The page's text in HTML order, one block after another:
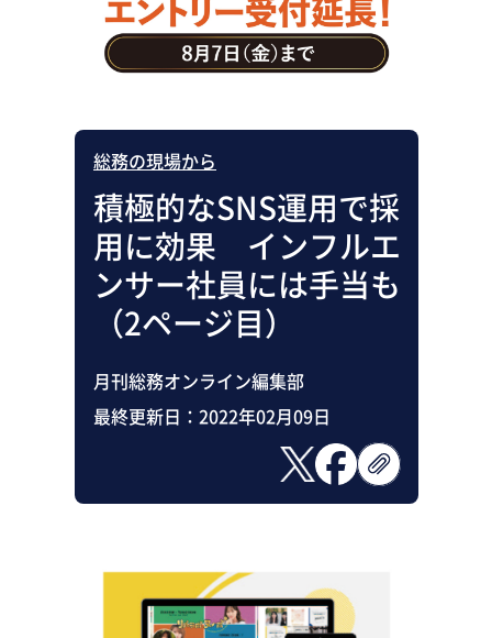
総務の現場から
積極的なSNS運用で採
用に効果 インフルエ
ンサー社員には手当も
（2ページ目）
月刊総務オンライン編集部
最終更新日： 2022年02月09日